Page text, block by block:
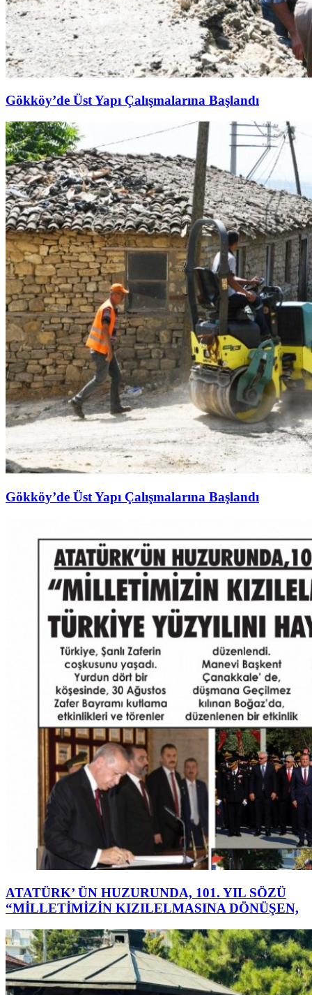
Gökköy’de Üst Yapı Çalışmalarına Başlandı
Gökköy’de Üst Yapı Çalışmalarına Başlandı
ATATÜRK’ ÜN HUZURUNDA, 101. YIL SÖZÜ
“MİLLETİMİZİN KIZILELMASINA DÖNÜŞEN,